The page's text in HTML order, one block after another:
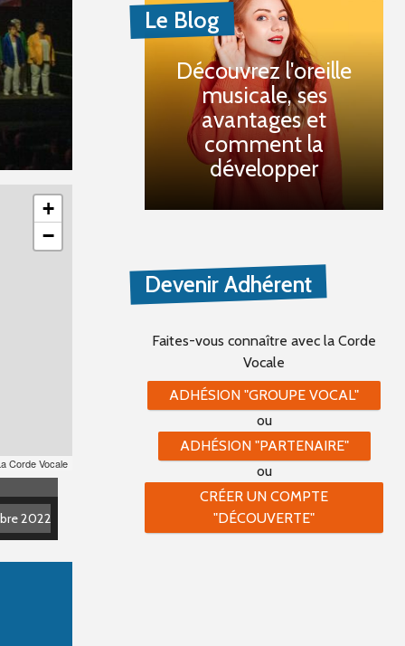
+
−
Corde Vocale
2022
2022
Le Blog
Découvrez l'oreille
musicale, ses
avantages et
comment la
développer
Devenir Adhérent
Faites-vous connaître avec la Corde
Vocale
ADHÉSION "GROUPE VOCAL"
ou
ADHÉSION "PARTENAIRE"
ou
CRÉER UN COMPTE
"DÉCOUVERTE"